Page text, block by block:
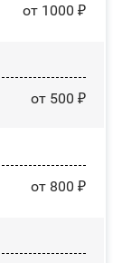
от 1000 ₽
от 500 ₽
от 800 ₽